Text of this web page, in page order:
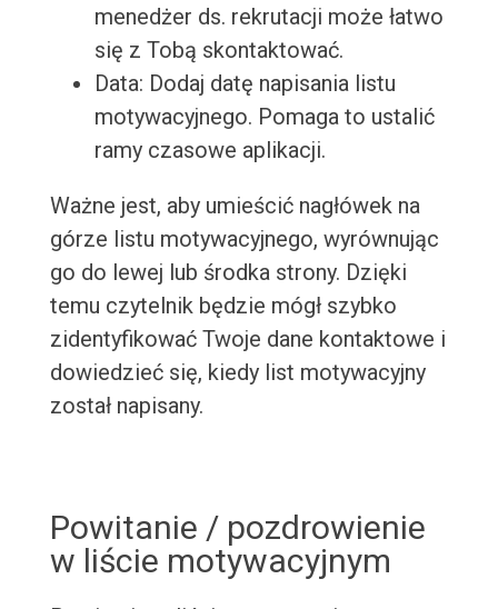
menedżer ds. rekrutacji może łatwo
się z Tobą skontaktować.
Data: Dodaj datę napisania listu
motywacyjnego. Pomaga to ustalić
ramy czasowe aplikacji.
Ważne jest, aby umieścić nagłówek na
górze listu motywacyjnego, wyrównując
go do lewej lub środka strony. Dzięki
temu czytelnik będzie mógł szybko
zidentyfikować Twoje dane kontaktowe i
dowiedzieć się, kiedy list motywacyjny
został napisany.
Powitanie / pozdrowienie
w liście motywacyjnym